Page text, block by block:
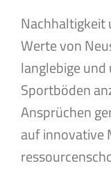
Nachhaltigkeit
Werte von
langlebige
Sportböden
Ansprüchen
auf innovative